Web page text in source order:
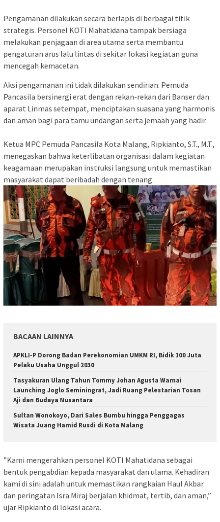
​Pengamanan dilakukan secara berlapis di berbagai titik
strategis. Personel KOTI Mahatidana tampak bersiaga
melakukan penjagaan di area utama serta membantu
pengaturan arus lalu lintas di sekitar lokasi kegiatan guna
mencegah kemacetan.
​Aksi pengamanan ini tidak dilakukan sendirian. Pemuda
Pancasila bersinergi erat dengan rekan-rekan dari Banser dan
aparat Linmas setempat, menciptakan suasana yang harmonis
dan aman bagi para tamu undangan serta jemaah yang hadir.
​Ketua MPC Pemuda Pancasila Kota Malang, Ripkianto, S.T., M.T.,
menegaskan bahwa keterlibatan organisasi dalam kegiatan
keagamaan merupakan instruksi langsung untuk memastikan
masyarakat dapat beribadah dengan tenang.
BACAAN LAINNYA
APKLI-P Dorong Badan Perekonomian UMKM RI, Bidik 100 Juta
Pelaku Usaha Unggul 2030
Tasyakuran Ulang Tahun Tommy Johan Agusta Warnai
Launching Joglo Seminingrat, Jadi Ruang Pelestarian Tosan
Aji dan Budaya Nusantara
Sultan Wonokoyo, Dari Sales Bumbu hingga Penggagas
Wisata Juang Hamid Rusdi di Kota Malang
​”Kami mengerahkan personel KOTI Mahatidana sebagai
bentuk pengabdian kepada masyarakat dan ulama. Kehadiran
kami di sini adalah untuk memastikan rangkaian Haul Akbar
dan peringatan Isra Miraj berjalan khidmat, tertib, dan aman,”
ujar Ripkianto di lokasi acara.